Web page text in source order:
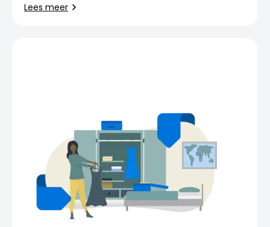
Lees meer